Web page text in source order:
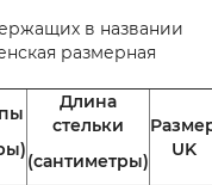
в названии
размерная
Длина
стельки
(сантиметры)
UK